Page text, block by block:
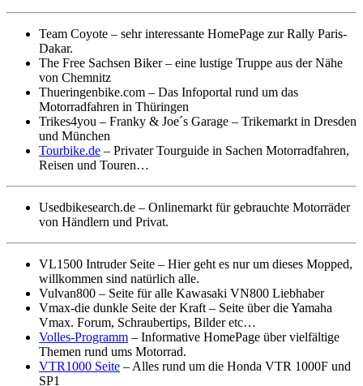
Team Coyote – sehr interessante HomePage zur Rally Paris-
Dakar.
The Free Sachsen Biker – eine lustige Truppe aus der Nähe
von Chemnitz
Thueringenbike.com – Das Infoportal rund um das
Motorradfahren in Thüringen
Trikes4you – Franky & Joe´s Garage – Trikemarkt in Dresden
und München
Tourbike.de – Privater Tourguide in Sachen Motorradfahren,
Reisen und Touren…
Usedbikesearch.de – Onlinemarkt für gebrauchte Motorräder
von Händlern und Privat.
VL1500 Intruder Seite – Hier geht es nur um dieses Mopped,
willkommen sind natürlich alle.
Vulvan800 – Seite für alle Kawasaki VN800 Liebhaber
Vmax-die dunkle Seite der Kraft – Seite über die Yamaha
Vmax. Forum, Schraubertips, Bilder etc…
Volles-Programm – Informative HomePage über vielfältige
Themen rund ums Motorrad.
VTR1000 Seite – Alles rund um die Honda VTR 1000F und
SP1